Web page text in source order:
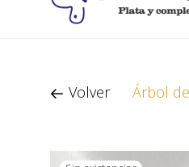
Volver Árbol